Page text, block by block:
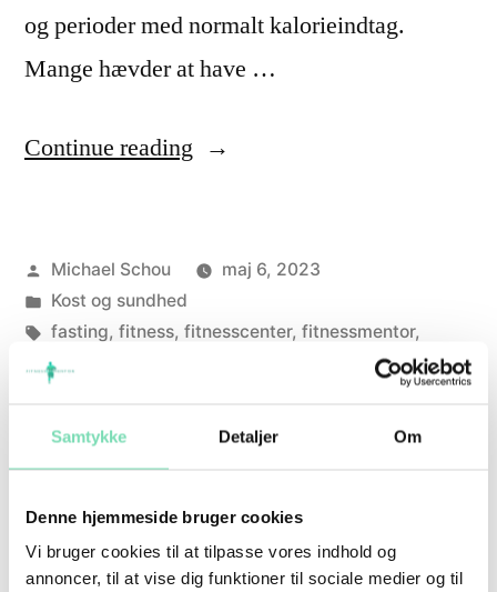
Samtykke Detaljer Om
Denne hjemmeside bruger cookies
Vi bruger cookies til at tilpasse vores indhold og
annoncer, til at vise dig funktioner til sociale medier og til
og perioder med normalt kalorieindtag.
Mange hævder at have …
Continue reading
Michael Schou
maj 6, 2023
Kost og sundhed
fasting, fitness, fitnesscenter, fitnessmentor,
intermittent
sundhed,
Leave a comment